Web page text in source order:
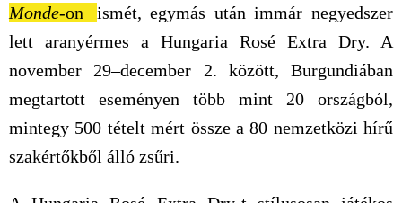
Monde-on
ismét, egymás után immár negyedszer
lett aranyérmes a Hungaria Rosé Extra Dry. A
november 29–december 2. között, Burgundiában
megtartott eseményen több mint 20 országból,
mintegy 500 tételt mért össze a 80 nemzetközi hírű
szakértőkből álló zsűri.